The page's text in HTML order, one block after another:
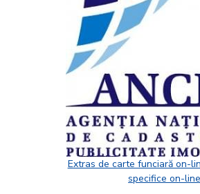
Extras de carte funciară on-
specifice on-line